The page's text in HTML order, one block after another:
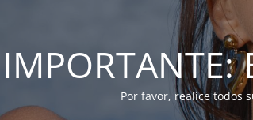
Por favor, realice todos